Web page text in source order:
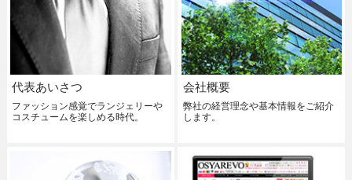
代表あいさつ
ファッション感覚でランジェリーや
コスチュームを楽しめる時代。
会社概要
弊社の経営理念や基本情報をご紹介
します。